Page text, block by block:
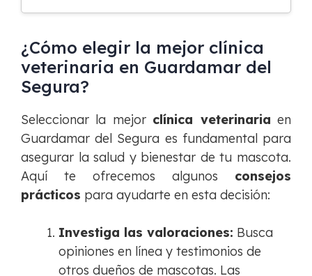
¿Cómo elegir la mejor clínica
veterinaria en Guardamar del
Segura?
Seleccionar la mejor clínica veterinaria en
Guardamar del Segura es fundamental para
asegurar la salud y bienestar de tu mascota.
Aquí te ofrecemos algunos consejos
prácticos para ayudarte en esta decisión:
Investiga las valoraciones: Busca
opiniones en línea y testimonios de
otros dueños de mascotas. Las